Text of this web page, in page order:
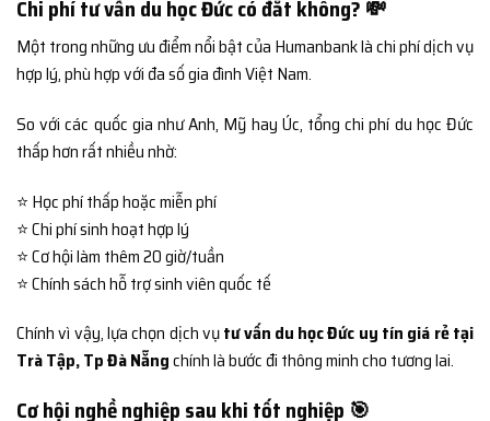
Chi phí tư vấn du học Đức có đắt không? 💸
Một trong những ưu điểm nổi bật của Humanbank là chi phí dịch vụ
hợp lý, phù hợp với đa số gia đình Việt Nam.
So với các quốc gia như Anh, Mỹ hay Úc, tổng chi phí du học Đức
thấp hơn rất nhiều nhờ:
⭐ Học phí thấp hoặc miễn phí
⭐ Chi phí sinh hoạt hợp lý
⭐ Cơ hội làm thêm 20 giờ/tuần
⭐ Chính sách hỗ trợ sinh viên quốc tế
Chính vì vậy, lựa chọn dịch vụtư vấn du học Đức uy tín giá rẻ tại
Trà Tập, Tp Đà Nẵngchính là bước đi thông minh cho tương lai.
Cơ hội nghề nghiệp sau khi tốt nghiệp 🎯